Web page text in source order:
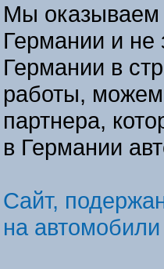
Мы оказываем
Германии и
Германии в
работы,
партнера,
в Германии
Сайт,
на